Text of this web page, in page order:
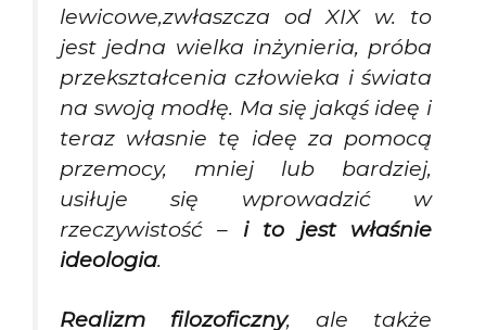
lewicowe,zwłaszcza od XIX w. to
jest jedna wielka inżynieria, próba
przekształcenia człowieka i świata
na swoją modłę. Ma się jakąś ideę i
teraz własnie tę ideę za pomocą
przemocy, mniej lub bardziej,
usiłuje się wprowadzić w
rzeczywistość – i to jest właśnie
ideologia.
Realizm filozoficzny, ale także